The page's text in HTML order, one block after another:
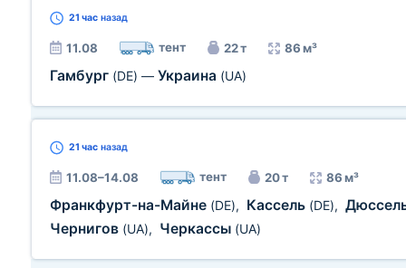
21 час назад
11.08 тент 22 т 86 м³
Гамбург (DE) — Украина (UA)
21 час назад
11.08–14.08 тент 20 т 86 м³
Франкфурт-на-Майне (DE), Кассель (DE),
Чернигов (UA), Черкассы (UA)